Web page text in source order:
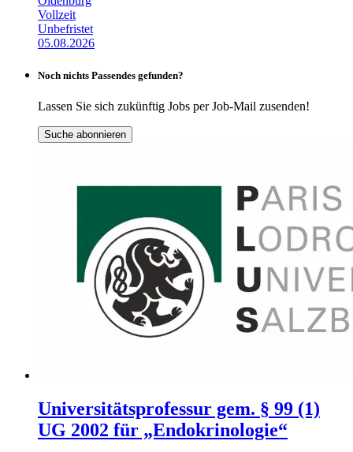
Vollzeit
Unbefristet
05.08.2026
Noch nichts Passendes gefunden?
Lassen Sie sich zukünftig Jobs per Job-Mail zusenden!
Suche abonnieren
Universitätsprofessur gem. § 99 (1)
UG 2002 für „Endokrinologie“